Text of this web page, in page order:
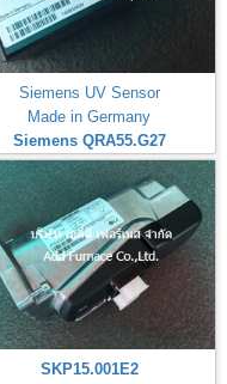
Siemens UV Sensor
Made in Germany
Siemens QRA55.G27
SKP15.001E2